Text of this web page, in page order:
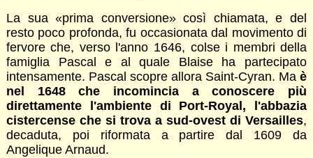
La sua «prima conversione» così chiamata, e del
resto poco profonda, fu occasionata dal movimento di
fervore che, verso l'anno 1646, colse i membri della
famiglia Pascal e al quale Blaise ha partecipato
intensamente. Pascal scopre allora Saint-Cyran. Maè
nel 1648 che incomincia a conoscere più
direttamente l'ambiente di Port-Royal, l'abbazia
cistercense che si trova a sud-ovest di Versailles,
decaduta, poi riformata a partire dal 1609 da
Angelique Arnaud.